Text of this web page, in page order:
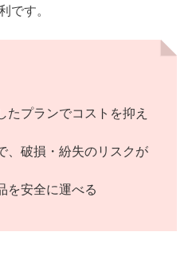
です。
たプランでコストを抑え
、破損・紛失のリスクが
を安全に運べる